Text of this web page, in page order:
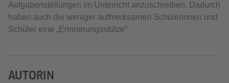
Aufgabenstellungen im Unterricht anzuschreiben. Dadurch
haben auch die weniger aufmerksamen Schülerinnen und
Schüler eine „Erinnerungsstütze“.
AUTORIN